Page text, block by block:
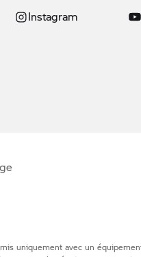
Instagram
uniquement avec un